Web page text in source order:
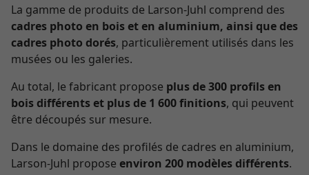
La gamme de produits de Larson-Juhl comprend des
cadres photo en bois et en aluminium, ainsi que des
cadres photo dorés, particulièrement utilisés dans les
musées ou les galeries.
Au total, le fabricant propose plus de 300 profils en
bois différents et plus de 1 600 finitions, qui peuvent
être découpés sur mesure.
Dans le domaine des profilés de cadres en aluminium,
Larson-Juhl propose environ 200 modèles différents.